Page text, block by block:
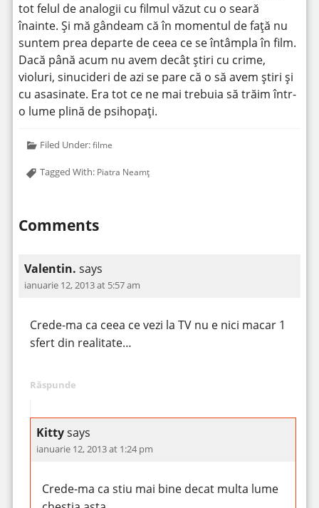
tot felul de analogii cu filmul văzut cu o seară
înainte. Și mă gândeam că în momentul de față nu
suntem prea departe de ceea ce se întâmpla în film.
Dacă până acum nu avem decât știri cu crime,
violuri, sinucideri de azi se pare că o să avem știri și
cu asasinate. Era tot ce ne mai trebuia să trăim într-
o lume plină de psihopați.
Filed Under:filme
Tagged With: Piatra Neamț
Comments
Valentin. says
ianuarie 12, 2013 at 5:57 am
Crede-ma ca ceea ce vezi la TV nu e nici macar 1
sfert din realitate…
Răspunde
Kittysays
ianuarie 12, 2013 at 1:24 pm
Crede-ma ca stiu mai bine decat multa lume